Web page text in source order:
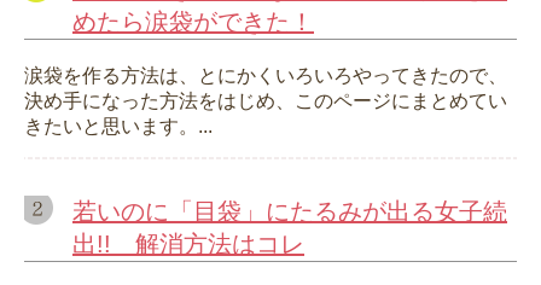
めたら涙袋ができた！
涙袋を作る方法は、とにかくいろいろやってきたので、
決め手になった方法をはじめ、このページにまとめてい
きたいと思います。...
若いのに「目袋」にたるみが出る女子続
出!! 解消方法はコレ